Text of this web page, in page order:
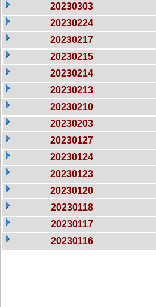
20230303
20230224
20230217
20230215
20230214
20230213
20230210
20230203
20230127
20230124
20230123
20230120
20230118
20230117
20230116